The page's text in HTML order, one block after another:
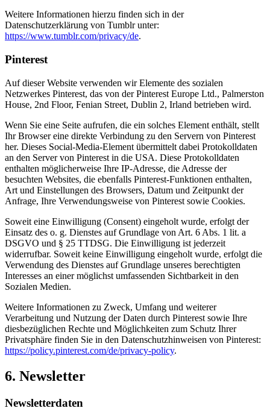
Weitere Informationen hierzu finden sich in der
Datenschutzerklärung von Tumblr unter:
https://www.tumblr.com/privacy/de.
Pinterest
Auf dieser Website verwenden wir Elemente des sozialen
Netzwerkes Pinterest, das von der Pinterest Europe Ltd., Palmerston
House, 2nd Floor, Fenian Street, Dublin 2, Irland betrieben wird.
Wenn Sie eine Seite aufrufen, die ein solches Element enthält, stellt
Ihr Browser eine direkte Verbindung zu den Servern von Pinterest
her. Dieses Social-Media-Element übermittelt dabei Protokolldaten
an den Server von Pinterest in die USA. Diese Protokolldaten
enthalten möglicherweise Ihre IP-Adresse, die Adresse der
besuchten Websites, die ebenfalls Pinterest-Funktionen enthalten,
Art und Einstellungen des Browsers, Datum und Zeitpunkt der
Anfrage, Ihre Verwendungsweise von Pinterest sowie Cookies.
Soweit eine Einwilligung (Consent) eingeholt wurde, erfolgt der
Einsatz des o. g. Dienstes auf Grundlage von Art. 6 Abs. 1 lit. a
DSGVO und § 25 TTDSG. Die Einwilligung ist jederzeit
widerrufbar. Soweit keine Einwilligung eingeholt wurde, erfolgt die
Verwendung des Dienstes auf Grundlage unseres berechtigten
Interesses an einer möglichst umfassenden Sichtbarkeit in den
Sozialen Medien.
Weitere Informationen zu Zweck, Umfang und weiterer
Verarbeitung und Nutzung der Daten durch Pinterest sowie Ihre
diesbezüglichen Rechte und Möglichkeiten zum Schutz Ihrer
Privatsphäre finden Sie in den Datenschutzhinweisen von Pinterest:
https://policy.pinterest.com/de/privacy-policy.
6. Newsletter
Newsletter­daten